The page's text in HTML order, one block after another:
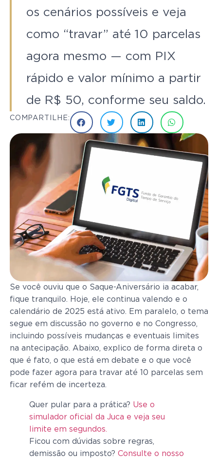
os cenários possíveis e veja
como “travar” até 10 parcelas
agora mesmo — com PIX
rápido e valor mínimo a partir
de R$ 50, conforme seu saldo.
COMPARTILHE:
Se você ouviu que o Saque-Aniversário ia acabar,
fique tranquilo. Hoje, ele continua valendo e o
calendário de 2025 está ativo. Em paralelo, o tema
segue em discussão no governo e no Congresso,
incluindo possíveis mudanças e eventuais limites
na antecipação. Abaixo, explico de forma direta o
que é fato, o que está em debate e o que você
pode fazer agora para travar até 10 parcelas sem
ficar refém de incerteza.
Quer pular para a prática? Use o
simulador oficial da Juca e veja seu
limite em segundos.
Ficou com dúvidas sobre regras,
demissão ou imposto? Consulte o nosso